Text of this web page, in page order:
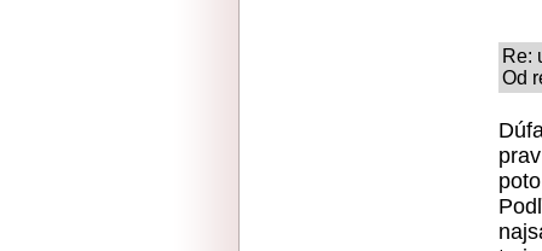
Re:
Od